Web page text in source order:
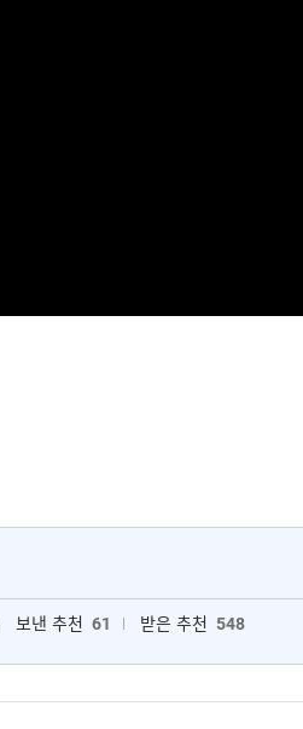
보낸 추천 61 받은 추천 548